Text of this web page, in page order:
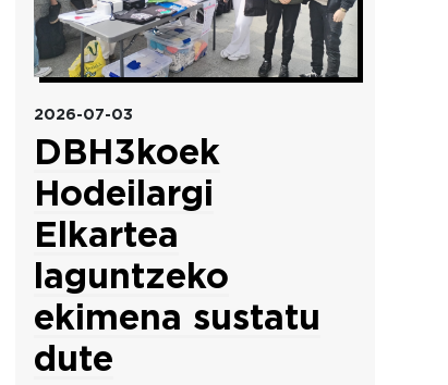
2026-07-03
DBH3koek
Hodeilargi
Elkartea
laguntzeko
ekimena sustatu
dute